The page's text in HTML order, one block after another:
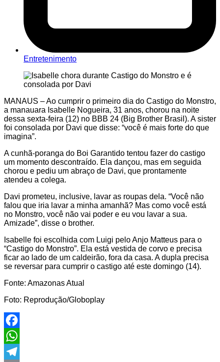
Entretenimento
MANAUS – Ao cumprir o primeiro dia do Castigo do Monstro,
a manauara Isabelle Nogueira, 31 anos, chorou na noite
dessa sexta-feira (12) no BBB 24 (Big Brother Brasil). A sister
foi consolada por Davi que disse: “você é mais forte do que
imagina”.
A cunhã-poranga do Boi Garantido tentou fazer do castigo
um momento descontraído. Ela dançou, mas em seguida
chorou e pediu um abraço de Davi, que prontamente
atendeu a colega.
Davi prometeu, inclusive, lavar as roupas dela. “Você não
falou que iria lavar a minha amanhã? Mas como você está
no Monstro, você não vai poder e eu vou lavar a sua.
Amizade”, disse o brother.
Isabelle foi escolhida com Luigi pelo Anjo Matteus para o
“Castigo do Monstro”. Ela está vestida de corvo e precisa
ficar ao lado de um caldeirão, fora da casa. A dupla precisa
se reversar para cumprir o castigo até este domingo (14).
Fonte: Amazonas Atual
Foto: Reprodução/Globoplay
Facebook
WhatsApp